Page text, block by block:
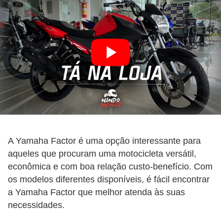
A Yamaha Factor é uma opção interessante para
aqueles que procuram uma motocicleta versátil,
econômica e com boa relação custo-benefício. Com
os modelos diferentes disponíveis, é fácil encontrar
a Yamaha Factor que melhor atenda às suas
necessidades.